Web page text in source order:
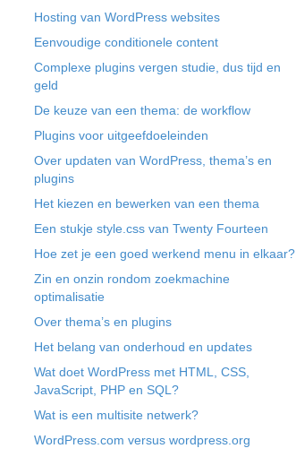
Hosting van WordPress websites
Eenvoudige conditionele content
Complexe plugins vergen studie, dus tijd en
geld
De keuze van een thema: de workflow
Plugins voor uitgeefdoeleinden
Over updaten van WordPress, thema’s en
plugins
Het kiezen en bewerken van een thema
Een stukje style.css van Twenty Fourteen
Hoe zet je een goed werkend menu in elkaar?
Zin en onzin rondom zoekmachine
optimalisatie
Over thema’s en plugins
Het belang van onderhoud en updates
Wat doet WordPress met HTML, CSS,
JavaScript, PHP en SQL?
Wat is een multisite netwerk?
WordPress.com versus wordpress.org